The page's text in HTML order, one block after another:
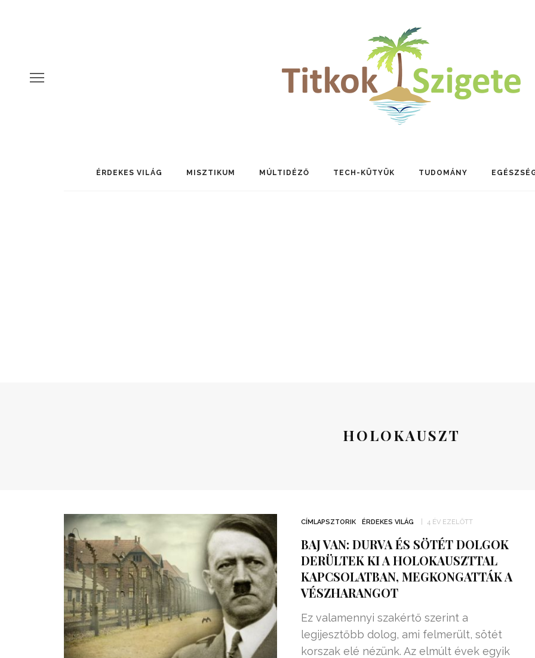
ÉRDEKES VILÁG MISZTIKUM MÚLTIDÉZŐ TECH-KÜTYÜK TUDOMÁNY
HOLOKAUSZT
CÍMLAPSZTORIK ÉRDEKES VILÁG 4 ÉV EZELŐTT
BAJ VAN: DURVA ÉS SÖTÉT DOLGOK
DERÜLTEK KI A HOLOKAUSZTTAL
KAPCSOLATBAN, MEGKONGATTÁK A
VÉSZHARANGOT
Ez valamennyi szakértő szerint a
legijesztőbb dolog, ami felmerült, sötét
korszak elé nézünk. Az elmúlt évek egyik